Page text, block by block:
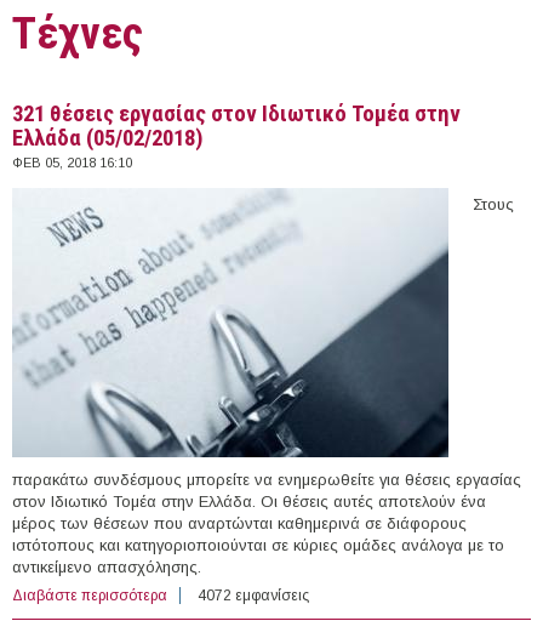
Τέχνες
321 θέσεις εργασίας στον Ιδιωτικό Τομέα στην
Ελλάδα (05/02/2018)
ΦΕΒ 05, 2018 16:10
Στους
παρακάτω συνδέσμους μπορείτε να ενημερωθείτε για θέσεις εργασίας
στον Ιδιωτικό Τομέα στην Ελλάδα. Οι θέσεις αυτές αποτελούν ένα
μέρος των θέσεων που αναρτώνται καθημερινά σε διάφορους
ιστότοπους και κατηγοριοποιούνται σε κύριες ομάδες ανάλογα με το
αντικείμενο απασχόλησης.
Διαβάστε περισσότερα για 321 θέσεις εργασίας στον Ιδιωτικό Τομέα στην
Ελλάδα (05/02/2018)
4072 εμφανίσεις